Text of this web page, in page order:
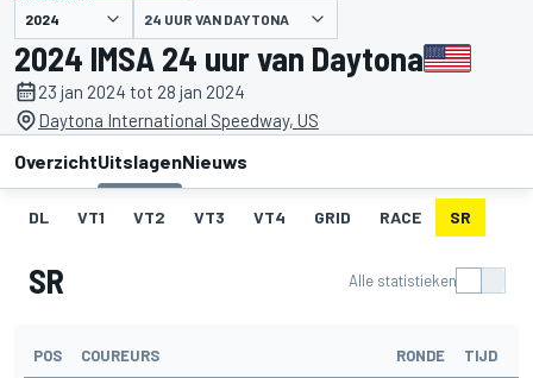
gepresenteerd door 24 UUR VAN DAYTONA
2024 IMSA 24 uur van Daytona
23 jan 2024 tot 28 jan 2024
Daytona International Speedway, US
OverzichtUitslagenNieuws
DL VT1 VT2 VT3 VT4 GRID RACE SR
SR Alle statistieken
POS COUREURS RONDE TIJD